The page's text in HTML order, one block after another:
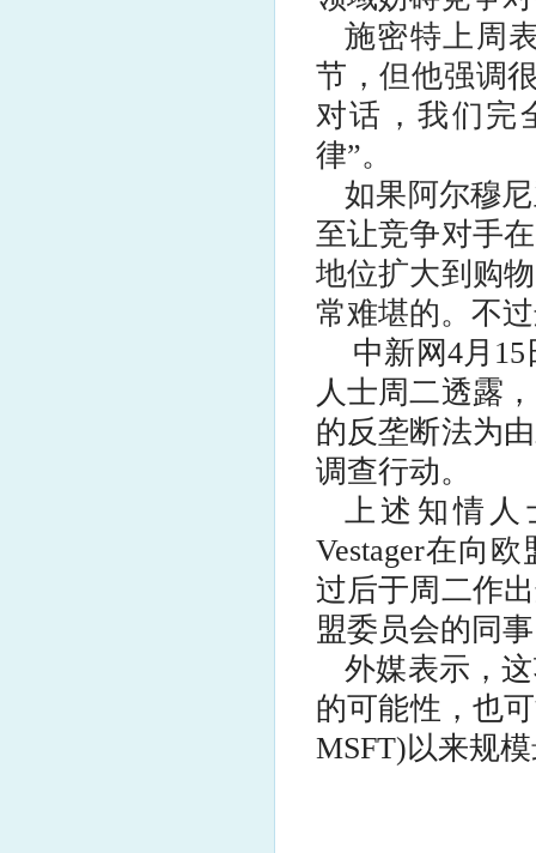
施密特上周
节，但他强调
对话，我们完
律”。
如果阿尔穆
至让竞争对手
地位扩大到购
常难堪的。不
中新网4月
人士周二透露
的反垄断法为
调查行动。
上述知情人
Vestager在向
过后于周二作
盟委员会的同
外媒表示，
的可能性，也
MSFT)以来规